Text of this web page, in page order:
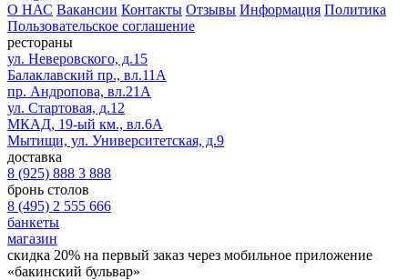
О НАС Вакансии Контакты Отзывы Информация Политика
Пользовательское соглашение
рестораны
ул. Неверовского, д.15
Балаклавский пр., вл.11А
пр. Андропова, вл.21А
ул. Стартовая, д.12
МКАД, 19-ый км., вл.6А
Мытищи, ул. Университетская, д.9
доставка
8 (925) 888 3 888
бронь столов
8 (495) 2 555 666
банкеты
магазин
скидка 20% на первый заказ через мобильное приложение
«бакинский бульвар»